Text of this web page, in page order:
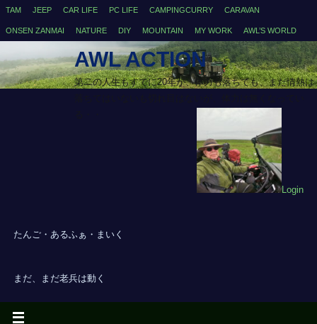
TAM JEEP CAR LIFE PC LIFE CAMPINGCURRY CARAVAN
ONSEN ZANMAI NATURE DIY MOUNTAIN MY WORK AWL’S WORLD
AWL ACTION
第二の人生もすでに20年が、体力も落ちても、まだ情熱は
Login
たんご・あるふぁ・まいく
まだ、まだ老兵は動く